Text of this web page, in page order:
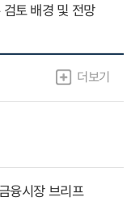
토 배경 및 전망
더보기
융시장 브리프